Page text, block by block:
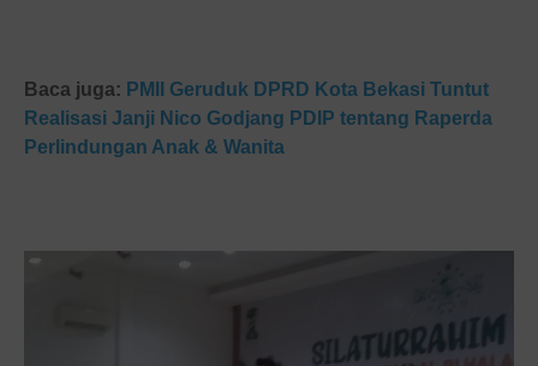
Baca juga: PMII Geruduk DPRD Kota Bekasi Tuntut
Realisasi Janji Nico Godjang PDIP tentang Raperda
Perlindungan Anak & Wanita